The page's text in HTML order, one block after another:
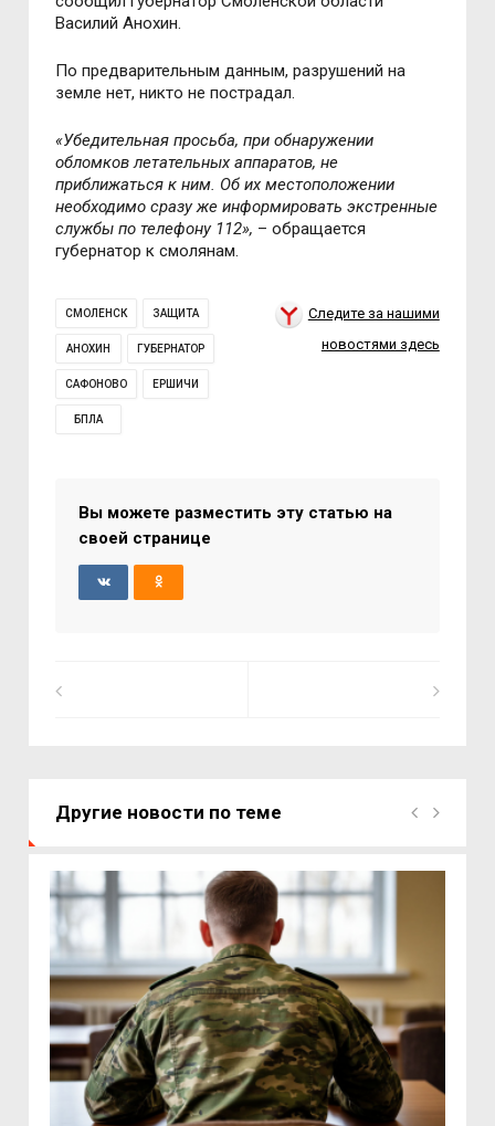
Василий Анохин.
По предварительным данным, разрушений на
земле нет, никто не пострадал.
«Убедительная просьба, при обнаружении
обломков летательных аппаратов, не
приближаться к ним. Об их местоположении
необходимо сразу же информировать экстренные
службы по телефону 112», – обращается
губернатор к смолянам.
СМОЛЕНСК ЗАЩИТА
АНОХИН ГУБЕРНАТОР
САФОНОВО ЕРШИЧИ
БПЛА
Следите за нашими
новостями здесь
Вы можете разместить эту статью на
своей странице
Другие новости по теме